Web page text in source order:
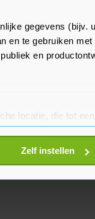
gegevens (bijv.
en te gebruiken
en
locatie, die tot
scannen op
verwerkt en
in de
Zelf instellen